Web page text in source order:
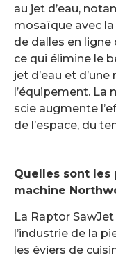
au jet d’eau,
mosaïque avec
de dalles en ligne
ce qui élimine le
jet d’eau et
l’équipement. La
scie augmente
de l’espace, du
Quelles sont les
machine
La Raptor
l’industrie de la
les éviers de